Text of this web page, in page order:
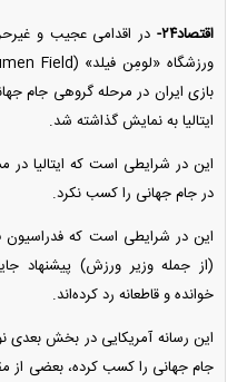
اقتصاد۲۴-
در اقدامی عجیب و
ایتالیا به نمایش گذاشته شد.
این در شرایطی است که ایتالیا
در جام جهانی را کسب نکرد.
این در شرایطی است که فدراسیون
(از جمله وزیر ورزش) پیشنهاد
خوانده و قاطعانه رد کرده‌اند.
این رسانه آمریکایی در بخش
جام جهانی را کسب کرده، بعضی از